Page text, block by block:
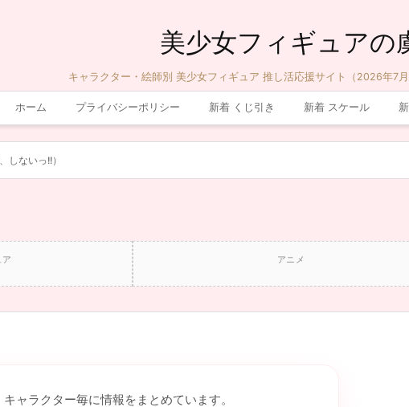
美少女フィギュアの
キャラクター・絵師別 美少女フィギュア 推し活応援サイト（2026年7月
ホーム プライバシーポリシー 新着 くじ引き 新着 スケール
しないっ!!）
アニメ
キャラクター毎に情報をまとめています。